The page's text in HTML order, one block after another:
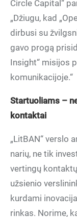
Circle Capital“
„Džiugu, kad
dirbusi su
gavo progą
Insight“ misijos
komunikacijoje.“
Startuoliams –
kontaktai
„LitBAN“ verslo
narių, ne tik
vertingų
užsienio
kurdami
rinkas. Norime,